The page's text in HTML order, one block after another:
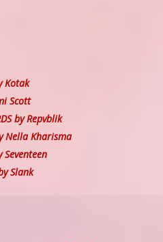
Kotak
Scott
by Repvblik
Nella Kharisma
Seventeen
Slank